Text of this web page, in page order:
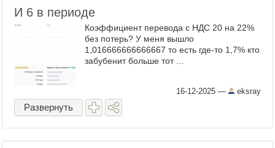
И 6 в периоде
Коэффициент перевода с НДС 20 на 22%
без потерь? У меня вышло
1,016666666666667 то есть где-то 1,7% кто
забубенит больше тот ...
16-12-2025 — eksray
Развернуть